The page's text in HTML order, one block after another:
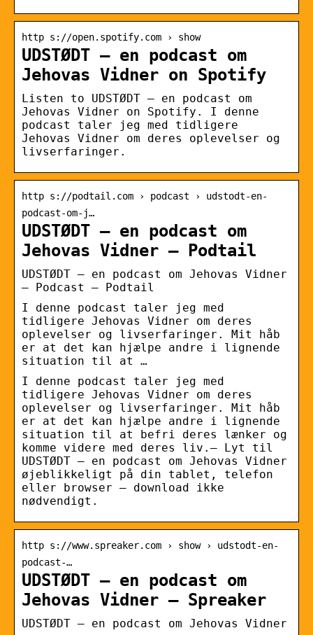
http s://open.spotify.com › show
UDSTØDT – en podcast om
Jehovas Vidner on Spotify
Listen to UDSTØDT – en podcast om
Jehovas Vidner on Spotify. I denne
podcast taler jeg med tidligere
Jehovas Vidner om deres oplevelser og
livserfaringer.
http s://podtail.com › podcast › udstodt-en-
podcast-om-j…
UDSTØDT – en podcast om
Jehovas Vidner – Podtail
UDSTØDT – en podcast om Jehovas Vidner
– Podcast – Podtail
I denne podcast taler jeg med
tidligere Jehovas Vidner om deres
oplevelser og livserfaringer. Mit håb
er at det kan hjælpe andre i lignende
situation til at …
I denne podcast taler jeg med
tidligere Jehovas Vidner om deres
oplevelser og livserfaringer. Mit håb
er at det kan hjælpe andre i lignende
situation til at befri deres lænker og
komme videre med deres liv.– Lyt til
UDSTØDT – en podcast om Jehovas Vidner
øjeblikkeligt på din tablet, telefon
eller browser – download ikke
nødvendigt.
http s://www.spreaker.com › show › udstodt-en-
podcast-…
UDSTØDT – en podcast om
Jehovas Vidner – Spreaker
UDSTØDT – en podcast om Jehovas Vidner